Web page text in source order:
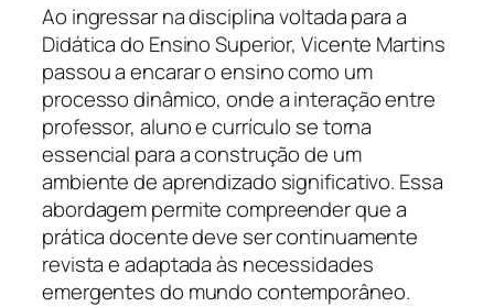
Ao ingressar na disciplina voltada para a
Didática do Ensino Superior, Vicente Martins
passou a encarar o ensino como um
processo dinâmico, onde a interação entre
professor, aluno e currículo se torna
essencial para a construção de um
ambiente de aprendizado significativo. Essa
abordagem permite compreender que a
prática docente deve ser continuamente
revista e adaptada às necessidades
emergentes do mundo contemporâneo.